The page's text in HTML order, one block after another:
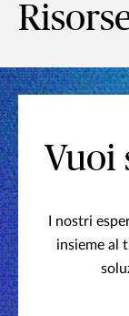
Vuoi
I nostri
insieme al